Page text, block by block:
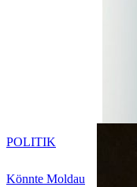
Könnte Moldau
POLITIK